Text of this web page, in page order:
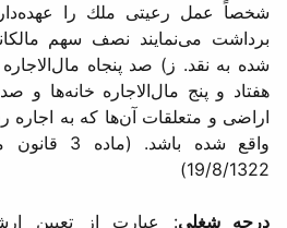
شخصاً عمل رعیتی ملك را
برداشت می‌نمایند نصف سهم
شده به نقد. ز) صد پنجاه
هفتاد و پنج مال‌الاجاره خانه‌ها و
اراضی و متعلقات آن‌ها كه به
واقع شده
19/8/1322)
درجه شغلی: عبارت از تعیین